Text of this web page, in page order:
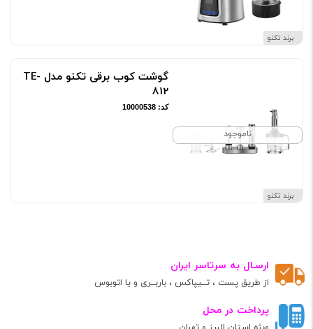
برند تکنو
ناموجود
برند تکنو
گوشت کوب برقی تکنو مدل TE-
812
کد: 10000538
ارسـال به سرتاسر ایران
از طریق پست ، تــیپاکس ، باربــری و یا اتوبوس
پرداخت در محل